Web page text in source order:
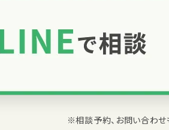
※相談予約、お問い合わせ